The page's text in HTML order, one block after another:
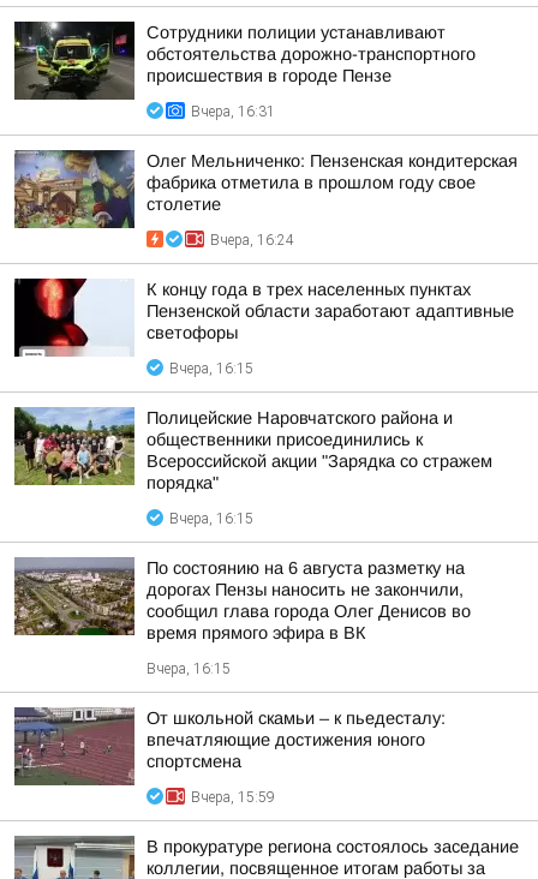
Сотрудники полиции устанавливают
обстоятельства дорожно-транспортного
происшествия в городе Пензе
Вчера, 16:31
Олег Мельниченко: Пензенская кондитерская
фабрика отметила в прошлом году свое
столетие
Вчера, 16:24
К концу года в трех населенных пунктах
Пензенской области заработают адаптивные
светофоры
Вчера, 16:15
Полицейские Наровчатского района и
общественники присоединились к
Всероссийской акции "Зарядка со стражем
порядка"
Вчера, 16:15
По состоянию на 6 августа разметку на
дорогах Пензы наносить не закончили,
сообщил глава города Олег Денисов во
время прямого эфира в ВК
Вчера, 16:15
От школьной скамьи – к пьедесталу:
впечатляющие достижения юного
спортсмена
Вчера, 15:59
В прокуратуре региона состоялось заседание
коллегии, посвященное итогам работы за